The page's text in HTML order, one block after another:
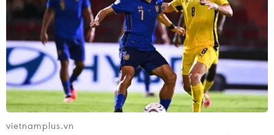
#Joe Biden #Dải Gaza #Trao trả con tin
#Hamas
#Ngừng bắn
Israel Mỹ Palestine
vietnamplus.vn